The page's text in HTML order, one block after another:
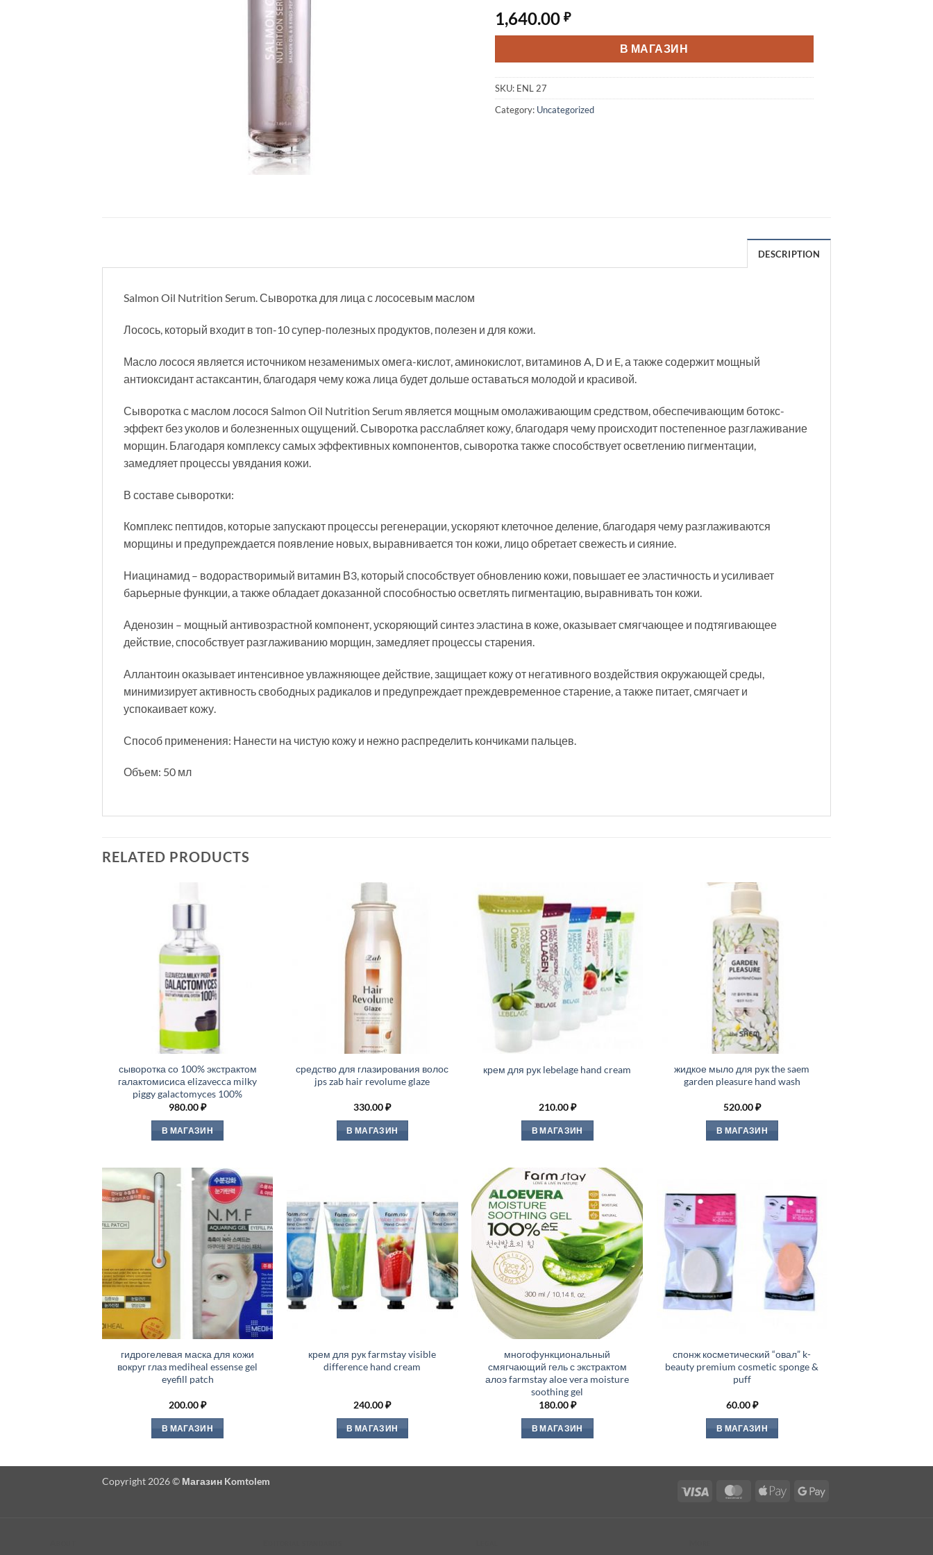
1,640.00 ₽
В МАГАЗИН
SKU: ENL 27
Category: Uncategorized
DESCRIPTION
Salmon Oil Nutrition Serum. Сыворотка для лица с лососевым маслом
Лосось, который входит в топ-10 супер-полезных продуктов, полезен и для кожи.
Масло лосося является источником незаменимых омега-кислот, аминокислот, витаминов A, D и E, а также содержит мощный
антиоксидант астаксантин, благодаря чему кожа лица будет дольше оставаться молодой и красивой.
Сыворотка с маслом лосося Salmon Oil Nutrition Serum является мощным омолаживающим средством, обеспечивающим ботокс-
эффект без уколов и болезненных ощущений. Сыворотка расслабляет кожу, благодаря чему происходит постепенное разглаживание
морщин. Благодаря комплексу самых эффективных компонентов, сыворотка также способствует осветлению пигментации,
замедляет процессы увядания кожи.
В составе сыворотки:
Комплекс пептидов, которые запускают процессы регенерации, ускоряют клеточное деление, благодаря чему разглаживаются
морщины и предупреждается появление новых, выравнивается тон кожи, лицо обретает свежесть и сияние.
Ниацинамид – водорастворимый витамин В3, который способствует обновлению кожи, повышает ее эластичность и усиливает
барьерные функции, а также обладает доказанной способностью осветлять пигментацию, выравнивать тон кожи.
Аденозин – мощный антивозрастной компонент, ускоряющий синтез эластина в коже, оказывает смягчающее и подтягивающее
действие, способствует разглаживанию морщин, замедляет процессы старения.
Аллантоин оказывает интенсивное увлажняющее действие, защищает кожу от негативного воздействия окружающей среды,
минимизирует активность свободных радикалов и предупреждает преждевременное старение, а также питает, смягчает и
успокаивает кожу.
Способ применения: Нанести на чистую кожу и нежно распределить кончиками пальцев.
Объем: 50 мл
RELATED PRODUCTS
сыворотка со 100% экстрактом
галактомисиса elizavecca milky
piggy galactomyces 100%
980.00₽
В МАГАЗИН
средство для глазирования волос
jps zab hair revolume glaze
330.00₽
В МАГАЗИН
крем для рук lebelage hand cream
210.00₽
В МАГАЗИН
жидкое мыло для рук the saem
garden pleasure hand wash
520.00₽
В МАГАЗИН
гидрогелевая маска для кожи
вокруг глаз mediheal essense gel
eyefill patch
200.00₽
В МАГАЗИН
крем для рук farmstay visible
difference hand cream
240.00₽
В МАГАЗИН
многофункциональный
смягчающий гель с экстрактом
алоэ farmstay aloe vera moisture
soothing gel
180.00₽
В МАГАЗИН
спонж косметический “овал” k-
beauty premium cosmetic sponge &
puff
60.00₽
В МАГАЗИН
Visa MasterCardApple
Google
Copyright 2026 © Магазин Komtolem